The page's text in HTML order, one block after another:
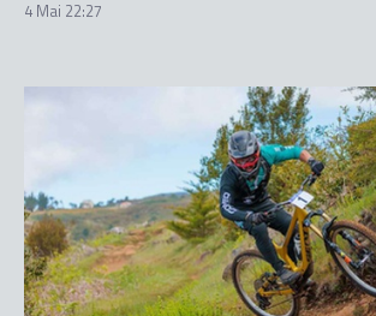
4 Mai 22:27